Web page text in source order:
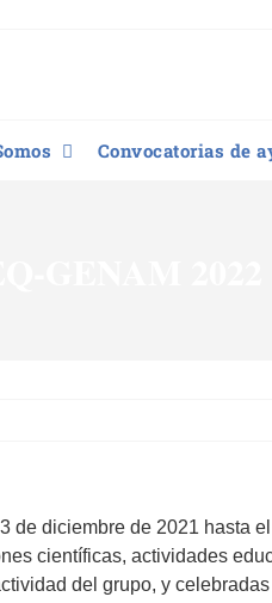
Convocatorias de
de diciembre de 2021 hasta
científicas, actividades
del grupo, y